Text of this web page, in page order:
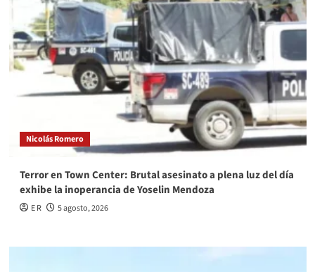
Nicolás Romero
Terror en Town Center: Brutal asesinato a plena luz del día
exhibe la inoperancia de Yoselin Mendoza
E R 5 agosto, 2026